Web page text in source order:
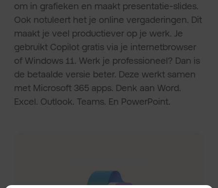
om in grafieken en maakt presentatie-slides.
Ook notuleert het je online vergaderingen. Dit
maakt je veel productiever op je werk. Je
gebruikt Copilot gratis via je internetbrowser
of Windows 11. Werk je professioneel? Dan is
de betaalde versie beter. Deze werkt samen
met Microsoft 365 apps. Denk aan Word.
Excel. Outlook. Teams. En PowerPoint.